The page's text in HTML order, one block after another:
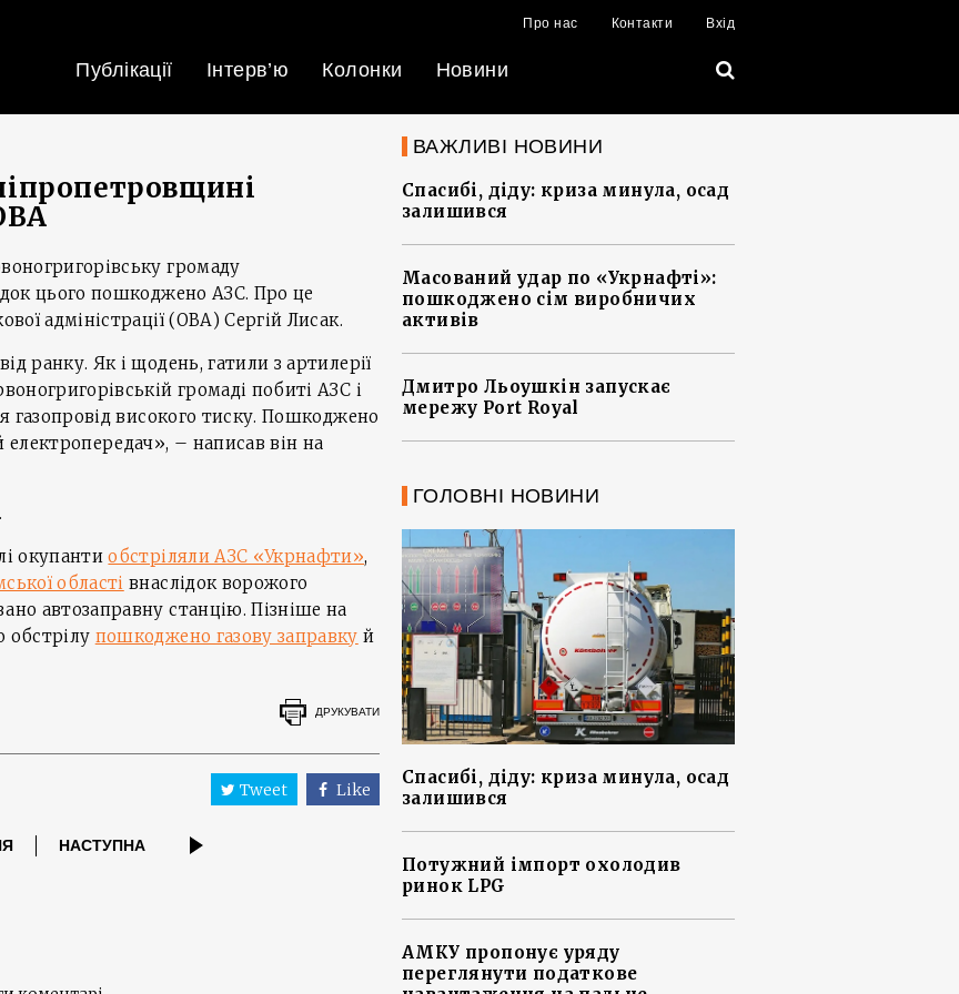
Про нас Контакти Вхід
Публікації Інтерв’ю Колонки Новини
громаду
цього пошкоджено АЗС. Про це
адміністрації (ОВА) Сергій Лисак.
ранку. Як і щодень, гатили з артилерії
громаді побиті АЗС і
газопровід високого тиску. Пошкоджено
електропередач», – написав він на
окупантиобстріляли АЗС «Укрнафти»,
області внаслідок ворожого
автозаправну станцію. Пізніше на
обстрілу пошкоджено газову заправку й
ДРУКУВАТИ
Tweet Like
НАСТУПНА
ВАЖЛИВІ НОВИНИ
Спасибі, діду: криза минула, осад
залишився
Масований удар по «Укрнафті»:
пошкоджено сім виробничих
активів
Дмитро Льоушкін запускає
мережу Port Royal
ГОЛОВНІ НОВИНИ
Спасибі, діду: криза минула, осад
залишився
Потужний імпорт охолодив
ринок LPG
АМКУ пропонує уряду
переглянути податкове